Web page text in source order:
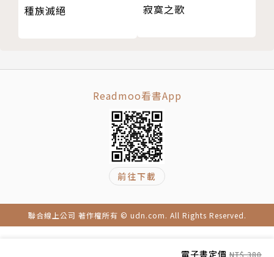
電子書定價 NT$ 380
種族滅絕 寂寞之歌
Readmoo看書App
前往下載
聯合線上公司 著作權所有 © udn.com. All Rights Reserved.